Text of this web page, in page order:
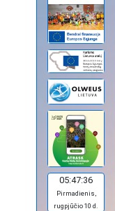
05:47:37
Pirmadienis,
rugpjūčio 10 d.